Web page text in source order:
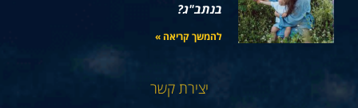
בנתב"ג?
להמשך קריאה »
יצירת קשר